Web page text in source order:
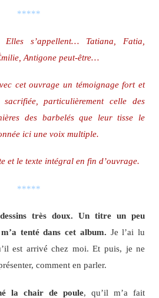
*****
Elles s’appellent… Tatiana, Fatia,
Antigone peut-être…
cet ouvrage un témoignage fort et
particulièrement celle des
des barbelés que leur tisse le
ici une voix multiple.
et le texte intégral en fin d’ouvrage.
*****
très doux. Un titre un peu
tenté dans cet album. Je l’ai lu
est arrivé chez moi. Et puis, je ne
comment en parler.
la chair de poule, qu’il m’a fait